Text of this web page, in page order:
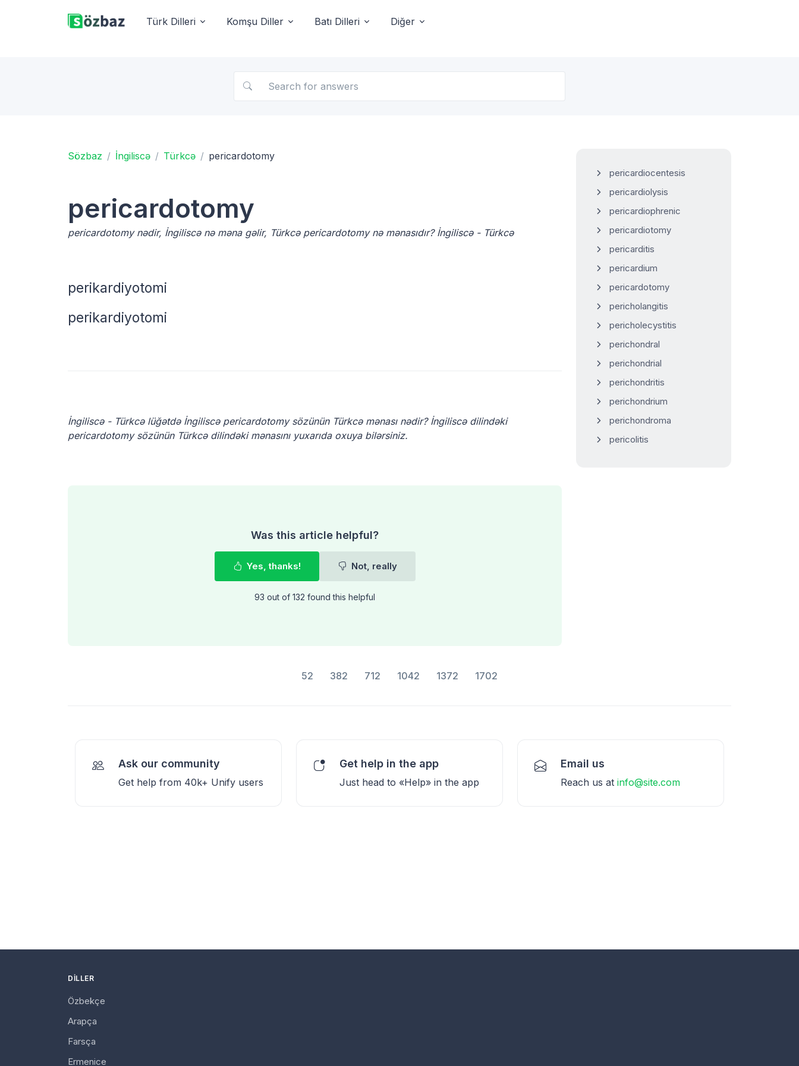
Türk Dilleri Komşu Diller Batı Dilleri Diğer
Sözbaz İngiliscə Türkcə pericardotomy
pericardotomy
pericardotomy nədir, İngiliscə nə məna gəlir, Türkcə pericardotomy nə mənasıdır? İngiliscə - Türkcə
perikardiyotomi
perikardiyotomi
İngiliscə - Türkcə lüğətdə İngiliscə pericardotomy sözünün Türkcə mənası nədir? İngiliscə dilindəki
pericardotomy sözünün Türkcə dilindəki mənasını yuxarıda oxuya bilərsiniz.
Was this article helpful?
Yes, thanks! Not, really
93 out of 132 found this helpful
pericardiocentesis
pericardiolysis
pericardiophrenic
pericardiotomy
pericarditis
pericardium
pericardotomy
pericholangitis
pericholecystitis
perichondral
perichondrial
perichondritis
perichondrium
perichondroma
pericolitis
52 382 712 1042 1372 1702
Ask our community
Get help from 40k+ Unify users
Get help in the app
Just head to «Help» in the app
Email us
Reach us at info@site.com
DILLER
Özbekçe
Arapça
Farsça
Ermenice